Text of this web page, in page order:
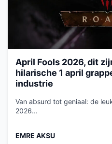
April Fools 2026, dit
hilarische 1 april
industrie
Van absurd tot geniaal: de
2026...
EMRE AKSU